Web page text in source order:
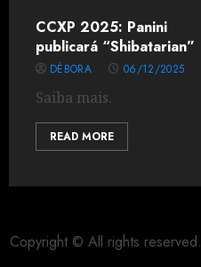
CCXP 2025: Panini
publicará “Shibatarian”
DÉBORA 06/12/2025
Saiba mais.
READ MORE
Copyright © All rights reserved.